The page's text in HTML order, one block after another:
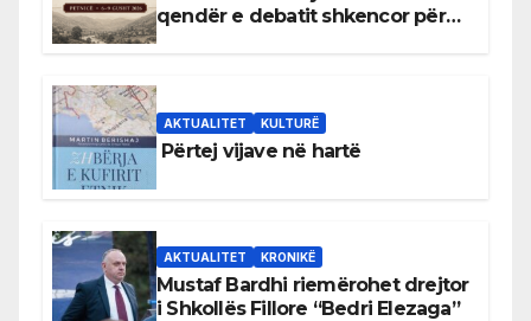
qendër e debatit shkencor për
AKTUALITET KULTURË
Përtej vijave në hartë
AKTUALITET KRONIKË
Mustaf Bardhi riemërohet drejtor
i Shkollës Fillore “Bedri Elezaga”